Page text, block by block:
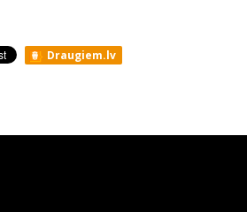
Draugiem.lv